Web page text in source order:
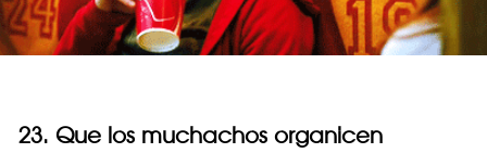
23. Que los muchachos organicen